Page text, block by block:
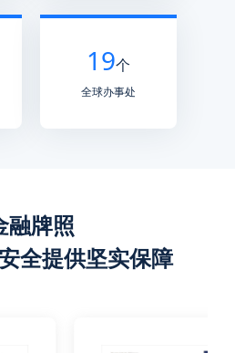
19个
全球办事处
融牌照
全提供坚实保障